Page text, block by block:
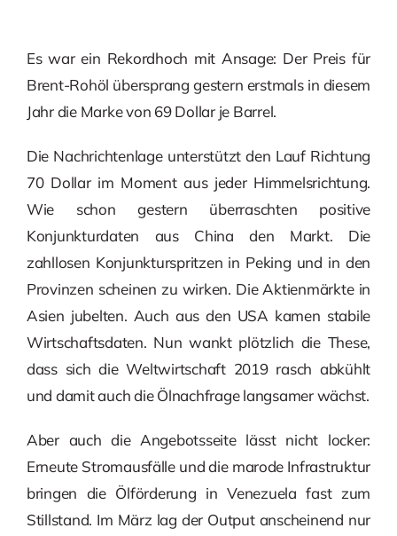
Es war ein Rekordhoch mit Ansage: Der Preis für
Brent-Rohöl übersprang gestern erstmals in diesem
Jahr die Marke von 69 Dollar je Barrel.
Die Nachrichtenlage unterstützt den Lauf Richtung
70 Dollar im Moment aus jeder Himmelsrichtung.
Wie schon gestern überraschten positive
Konjunkturdaten aus China den Markt. Die
zahllosen Konjunkturspritzen in Peking und in den
Provinzen scheinen zu wirken. Die Aktienmärkte in
Asien jubelten. Auch aus den USA kamen stabile
Wirtschaftsdaten. Nun wankt plötzlich die These,
dass sich die Weltwirtschaft 2019 rasch abkühlt
und damit auch die Ölnachfrage langsamer wächst.
Aber auch die Angebotsseite lässt nicht locker:
Erneute Stromausfälle und die marode Infrastruktur
bringen die Ölförderung in Venezuela fast zum
Stillstand. Im März lag der Output anscheinend nur